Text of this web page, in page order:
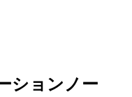
ションノー